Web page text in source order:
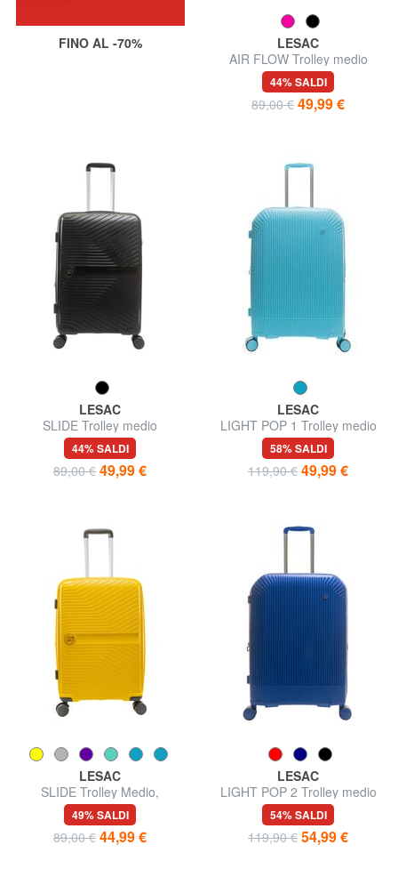
FINO AL -70%
LESAC
AIR FLOW Trolley medio
espandibile
44% SALDI
89,00 € 49,99 €
LESAC
SLIDE Trolley medio
espandibile ultraresistente
44% SALDI
89,00 € 49,99 €
LESAC
LIGHT POP 1 Trolley medio
espandibile
58% SALDI
119,90 € 49,99 €
LESAC
SLIDE Trolley Medio,
espandibile
49% SALDI
89,00 € 44,99 €
LESAC
LIGHT POP 2 Trolley medio
espandibile
54% SALDI
119,90 € 54,99 €